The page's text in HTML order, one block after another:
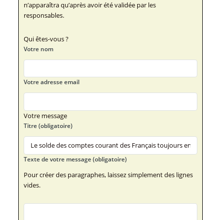
n’apparaîtra qu’après avoir été validée par les
responsables.
Qui êtes-vous ?
Votre nom
Votre adresse email
Votre message
Titre (obligatoire)
Texte de votre message (obligatoire)
Pour créer des paragraphes, laissez simplement des lignes
vides.